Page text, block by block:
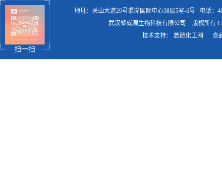
扫一扫
地址：关山大道29号琨瑜国际中心38层5室-6号 电话：
武汉聚成源生物科技有限公司
版权所有
技术支持： 盖德化工网 食